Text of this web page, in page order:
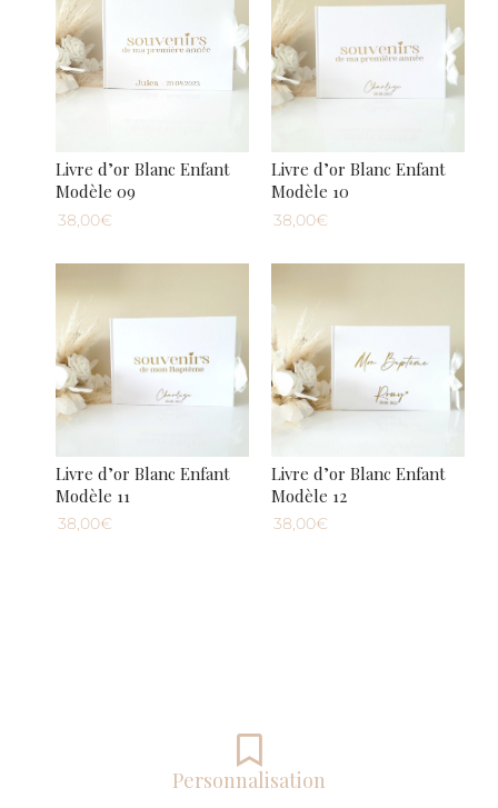
Livre d’or Blanc Enfant
Modèle 09
38,00€
Livre d’or Blanc Enfant
Modèle 10
38,00€
Livre d’or Blanc Enfant
Modèle 11
38,00€
Livre d’or Blanc Enfant
Modèle 12
38,00€
Personnalisation